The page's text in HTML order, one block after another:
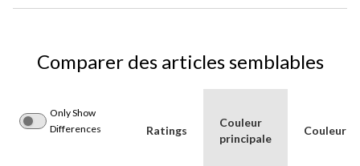
Comparer des articles semblables
Only Show
Differences
Ratings
Couleur
principale
Couleur(s)